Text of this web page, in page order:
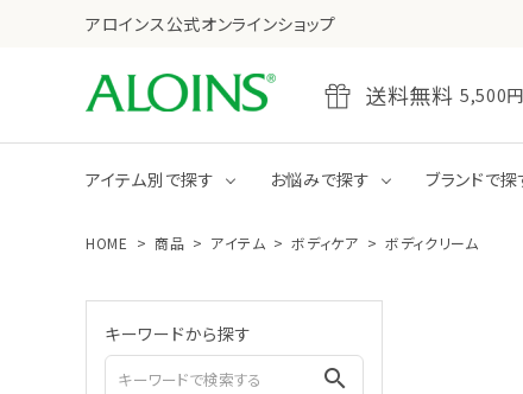
アロインス公式オンラインショップ
送料無料 5,500
アイテム別で探す
全商品をみる クレンジング
ジェル
お悩みで探す ブランドで探
HOME 商品 アイテム ボディケア ボディクリーム
キーワードから探す
search